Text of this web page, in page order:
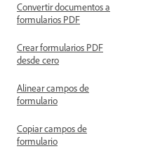
Convertir documentos a
formularios PDF
Crear formularios PDF
desde cero
Alinear campos de
formulario
Copiar campos de
formulario